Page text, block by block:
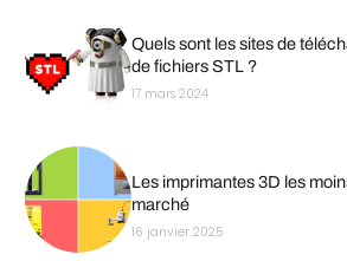
Quels sont les sites de
de fichiers STL ?
17 mars 2024
Les imprimantes 3D les
marché
16 janvier 2025